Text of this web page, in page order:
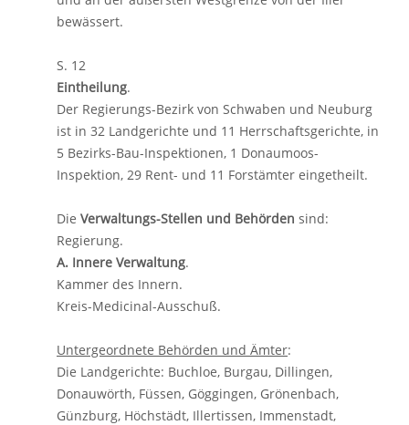
bewässert.
S. 12
Eintheilung.
Der Regierungs-Bezirk von Schwaben und Neuburg
ist in 32 Landgerichte und 11 Herrschaftsgerichte, in
5 Bezirks-Bau-Inspektionen, 1 Donaumoos-
Inspektion, 29 Rent- und 11 Forstämter eingetheilt.
Die Verwaltungs-Stellen und Behörden sind:
Regierung.
A. Innere Verwaltung.
Kammer des Innern.
Kreis-Medicinal-Ausschuß.
Untergeordnete Behörden und Ämter:
Die Landgerichte: Buchloe, Burgau, Dillingen,
Donauwörth, Füssen, Göggingen, Grönenbach,
Günzburg, Höchstädt, Illertissen, Immenstadt,